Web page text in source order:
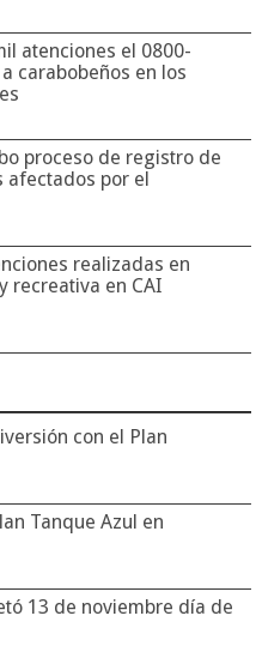
atenciones el 0800-
carabobeños en los
proceso de registro de
afectados por el
realizadas en
recreativa en CAI
con el Plan
Tanque Azul en
13 de noviembre día de